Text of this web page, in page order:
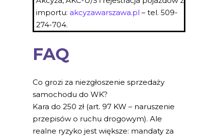
importu: akcyzawarszawa.pl – tel. 509-
274-704.
FAQ
Co grozi za niezgłoszenie sprzedaży
samochodu do WK?
Kara do 250 zł (art. 97 KW – naruszenie
przepisów o ruchu drogowym). Ale
realne ryzyko jest większe: mandaty za